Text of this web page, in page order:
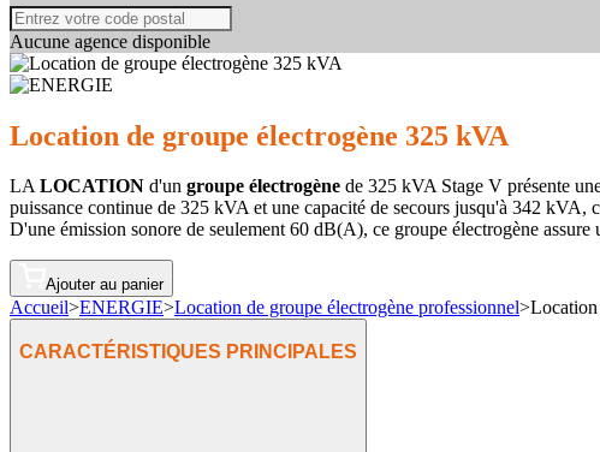
Aucune agence disponible
Location de groupe électrogène 325 kVA
LALOCATION d'un groupe électrogène de 325 kVA Stage V présente
puissance continue de 325 kVA et une capacité de secours jusqu'à 342 kVA,
D'une émission sonore de seulement 60 dB(A), ce groupe électrogène
Ajouter au panier
Accueil>ENERGIE>Location de groupe électrogène professionnel>
CARACTÉRISTIQUES PRINCIPALES